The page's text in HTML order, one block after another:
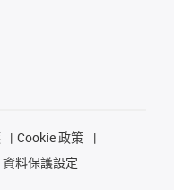
Cookie 政策
資料保護設定